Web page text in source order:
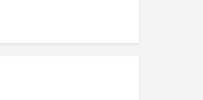
携手·链动未来”2026年浙